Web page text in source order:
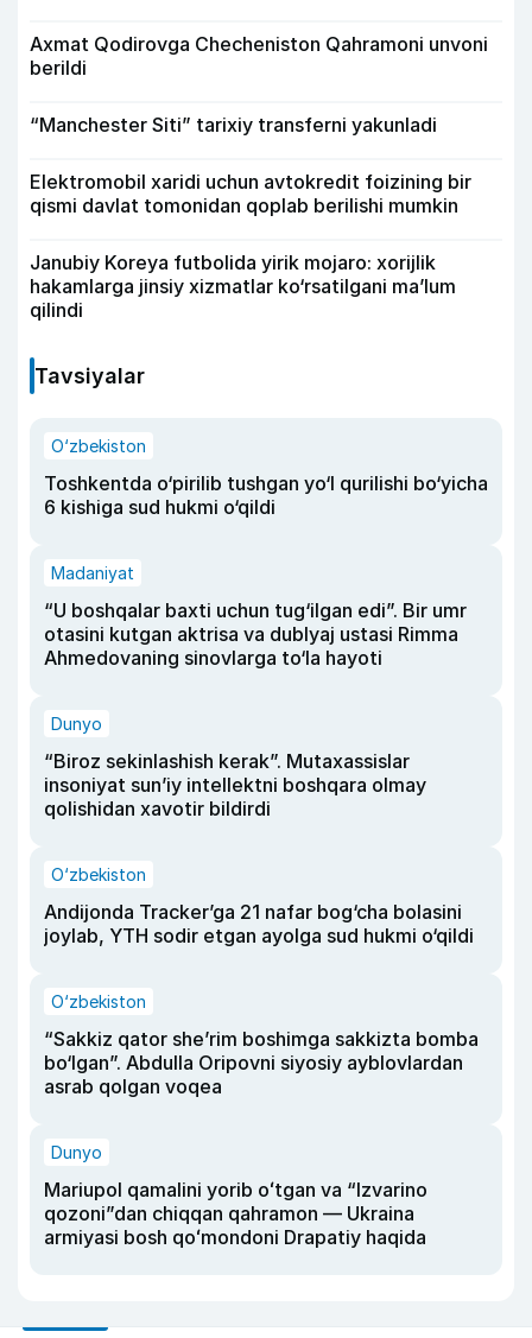
Axmat Qodirovga Checheniston Qahramoni unvoni
berildi
“Manchester Siti” tarixiy transferni yakunladi
Elektromobil xaridi uchun avtokredit foizining bir
qismi davlat tomonidan qoplab berilishi mumkin
Janubiy Koreya futbolida yirik mojaro: xorijlik
hakamlarga jinsiy xizmatlar ko‘rsatilgani ma’lum
qilindi
Tavsiyalar
O‘zbekiston
Toshkentda o‘pirilib tushgan yo‘l qurilishi bo‘yicha
6 kishiga sud hukmi o‘qildi
Madaniyat
“U boshqalar baxti uchun tug‘ilgan edi”. Bir umr
otasini kutgan aktrisa va dublyaj ustasi Rimma
Ahmedovaning sinovlarga to‘la hayoti
Dunyo
“Biroz sekinlashish kerak”. Mutaxassislar
insoniyat sun’iy intellektni boshqara olmay
qolishidan xavotir bildirdi
O‘zbekiston
Andijonda Tracker’ga 21 nafar bog‘cha bolasini
joylab, YTH sodir etgan ayolga sud hukmi o‘qildi
O‘zbekiston
“Sakkiz qator she’rim boshimga sakkizta bomba
bo‘lgan”. Abdulla Oripovni siyosiy ayblovlardan
asrab qolgan voqea
Dunyo
Mariupol qamalini yorib oʻtgan va “Izvarino
qozoni”dan chiqqan qahramon — Ukraina
armiyasi bosh qoʻmondoni Drapatiy haqida